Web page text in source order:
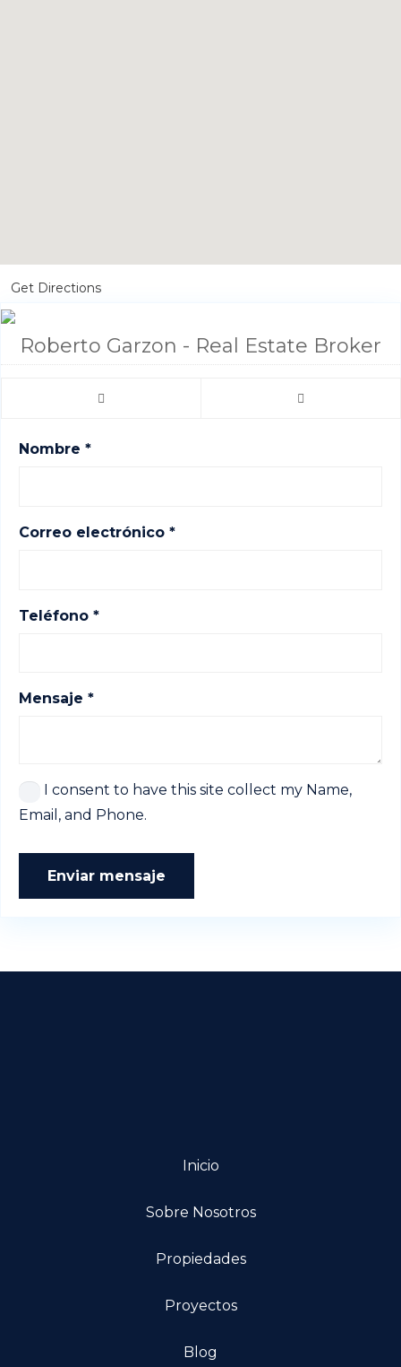
Get Directions
Roberto Garzon - Real Estate Broker
Nombre *
Correo electrónico *
Teléfono *
Mensaje *
I consent to have this site collect my Name,
Email, and Phone.
Enviar mensaje
Inicio
Sobre Nosotros
Propiedades
Proyectos
Blog